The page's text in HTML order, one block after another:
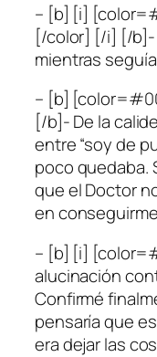
– [b] [i]
[/color] [/i] [/b]-
mientras
– [b]
[/b]- De la
entre “soy de
poco quedaba.
que el Doctor
en
– [b] [i]
alucinación
Confirmé
pensaría que
era dejar las